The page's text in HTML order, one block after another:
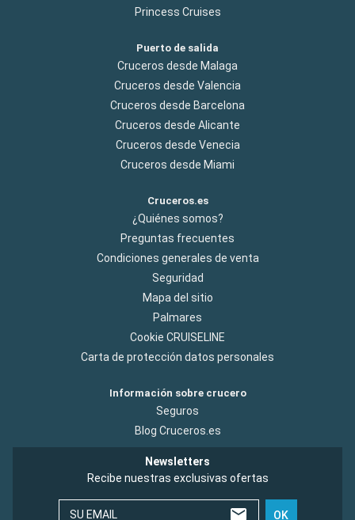
Princess Cruises
Puerto de salida
Cruceros desde Malaga
Cruceros desde Valencia
Cruceros desde Barcelona
Cruceros desde Alicante
Cruceros desde Venecia
Cruceros desde Miami
Cruceros.es
¿Quiénes somos?
Preguntas frecuentes
Condiciones generales de venta
Seguridad
Mapa del sitio
Palmares
Cookie CRUISELINE
Carta de protección datos personales
Información sobre crucero
Seguros
Blog Cruceros.es
Newsletters
Recibe nuestras exclusivas ofertas
SU EMAIL OK